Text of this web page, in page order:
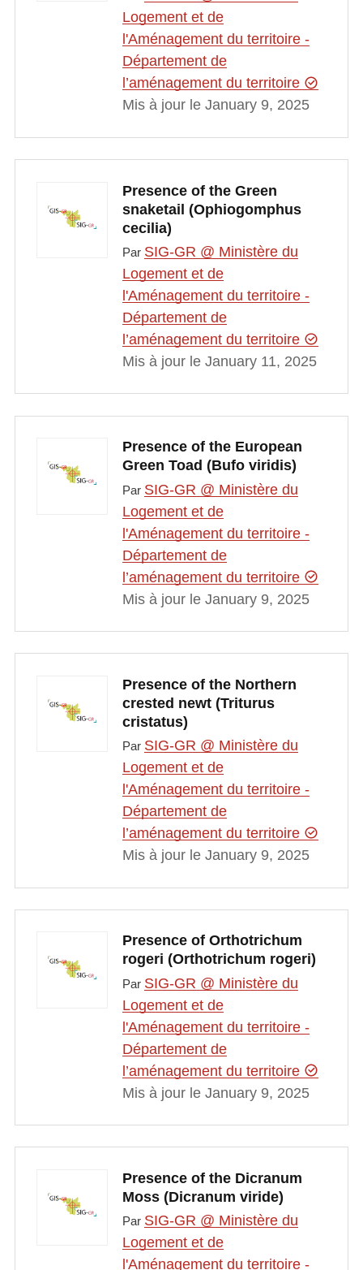
Logement et de
l'Aménagement du territoire -
Département de
l’aménagement du territoire
Mis à jour le January 9, 2025
Presence of the Green
snaketail (Ophiogomphus
cecilia)
Par SIG-GR @ Ministère du
Logement et de
l'Aménagement du territoire -
Département de
l’aménagement du territoire
Mis à jour le January 11, 2025
Presence of the European
Green Toad (Bufo viridis)
Par SIG-GR @ Ministère du
Logement et de
l'Aménagement du territoire -
Département de
l’aménagement du territoire
Mis à jour le January 9, 2025
Presence of the Northern
crested newt (Triturus
cristatus)
Par SIG-GR @ Ministère du
Logement et de
l'Aménagement du territoire -
Département de
l’aménagement du territoire
Mis à jour le January 9, 2025
Presence of Orthotrichum
rogeri (Orthotrichum rogeri)
Par SIG-GR @ Ministère du
Logement et de
l'Aménagement du territoire -
Département de
l’aménagement du territoire
Mis à jour le January 9, 2025
Presence of the Dicranum
Moss (Dicranum viride)
Par SIG-GR @ Ministère du
Logement et de
l'Aménagement du territoire -